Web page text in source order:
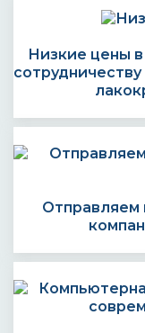
Низкие цены
Отправляем